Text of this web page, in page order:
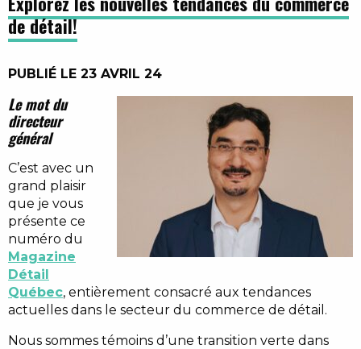
de détail!
PUBLIÉ LE 23 AVRIL 24
Le mot du
directeur
général
C’est avec un
grand plaisir
que je vous
présente ce
numéro du
Magazine
Détail
Québec, entièrement consacré aux tendances
actuelles dans le secteur du commerce de détail.
Nous sommes témoins d’une transition verte dans